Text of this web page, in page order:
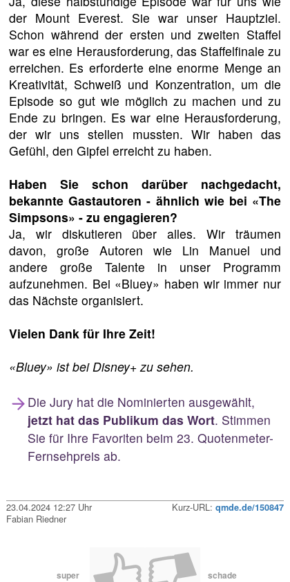
der Mount Everest. Sie war unser Hauptziel.
Schon während der ersten und zweiten Staffel
war es eine Herausforderung, das Staffelfinale zu
erreichen. Es erforderte eine enorme Menge an
Kreativität, Schweiß und Konzentration, um die
Episode so gut wie möglich zu machen und zu
Ende zu bringen. Es war eine Herausforderung,
der wir uns stellen mussten. Wir haben das
Gefühl, den Gipfel erreicht zu haben.
Haben Sie schon darüber nachgedacht,
bekannte Gastautoren - ähnlich wie bei «The
Simpsons» - zu engagieren?
Ja, wir diskutieren über alles. Wir träumen
davon, große Autoren wie Lin Manuel und
andere große Talente in unser Programm
aufzunehmen. Bei «Bluey» haben wir immer nur
das Nächste organisiert.
Vielen Dank für Ihre Zeit!
«Bluey» ist bei Disney+ zu sehen.
Die Jury hat die Nominierten ausgewählt,
jetzt hat das Publikum das Wort. Stimmen
Sie für Ihre Favoriten beim 23. Quotenmeter-
Fernsehpreis ab.
23.04.2024 12:27 Uhr Kurz-URL: qmde.de/150847
Fabian Riedner
super schade